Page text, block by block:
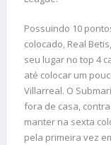
Possuindo 10
colocado, Real
seu lugar no top 4
até colocar um
Villarreal. O
fora de casa,
manter na sexta
pela primeira vez